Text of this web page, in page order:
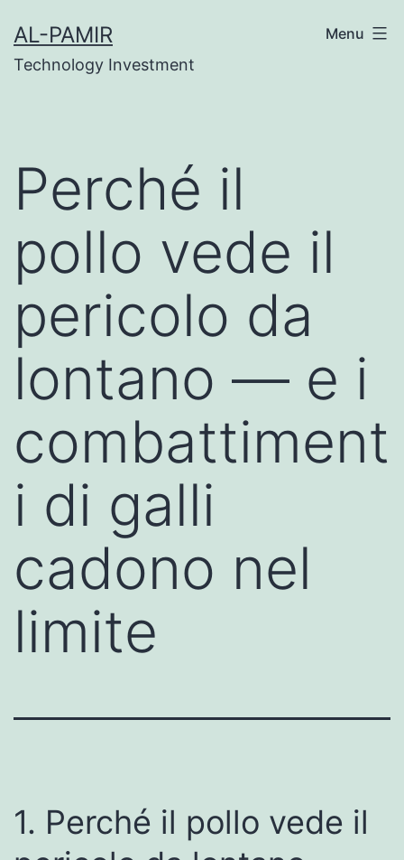
to
content
AL-PAMIR
Technology Investment
Menu
Perché il
pollo vede il
pericolo da
lontano — e i
combattiment
i di galli
cadono nel
limite
1. Perché il pollo vede il